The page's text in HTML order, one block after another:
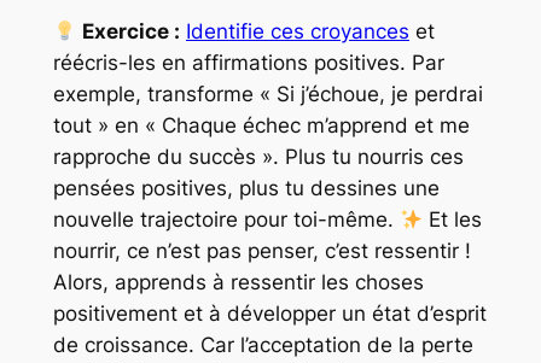
Exercice : Identifie ces croyances et
réécris-les en affirmations positives. Par
exemple, transforme « Si j’échoue, je perdrai
tout » en « Chaque échec m’apprend et me
rapproche du succès ». Plus tu nourris ces
pensées positives, plus tu dessines une
nouvelle trajectoire pour toi-même.
Et les
nourrir, ce n’est pas penser, c’est ressentir !
Alors, apprends à ressentir les choses
positivement et à développer un état d’esprit
de croissance. Car l’acceptation de la perte